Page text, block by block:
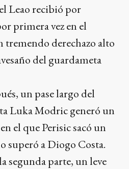
Leao recibió por
primera vez en el
tremendo derechazo alto
del guardameta
un pase largo del
Luka Modric generó un
el que Perisic sacó un
superó a Diogo Costa.
segunda parte, un leve